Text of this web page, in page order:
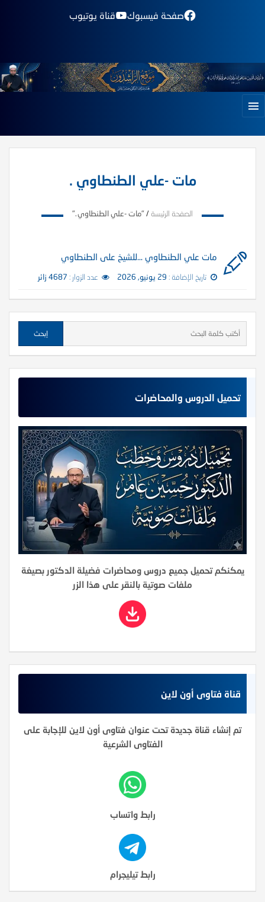
صفحة فيسبوك قناة يوتيوب
مات -علي الطنطاوي .
الصفحة الرئيسة /"مات -علي الطنطاوي ."
مات علي الطنطاوي …للشيخ على الطنطاوي
تاريخ الإضافة : 29 يونيو, 2026 عدد الزوار : 4687 زائر
تحميل الدروس والمحاضرات
يمكنكم تحميل جميع دروس ومحاضرات فضيلة الدكتور بصيغة
ملفات صوتية بالنقر على هذا الزر
قناة فتاوى أون لاين
تم إنشاء قناة جديدة تحت عنوان فتاوى أون لاين للإجابة على
الفتاوى الشرعية
رابط واتساب
رابط تيليجرام